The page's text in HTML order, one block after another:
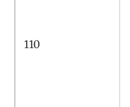
110